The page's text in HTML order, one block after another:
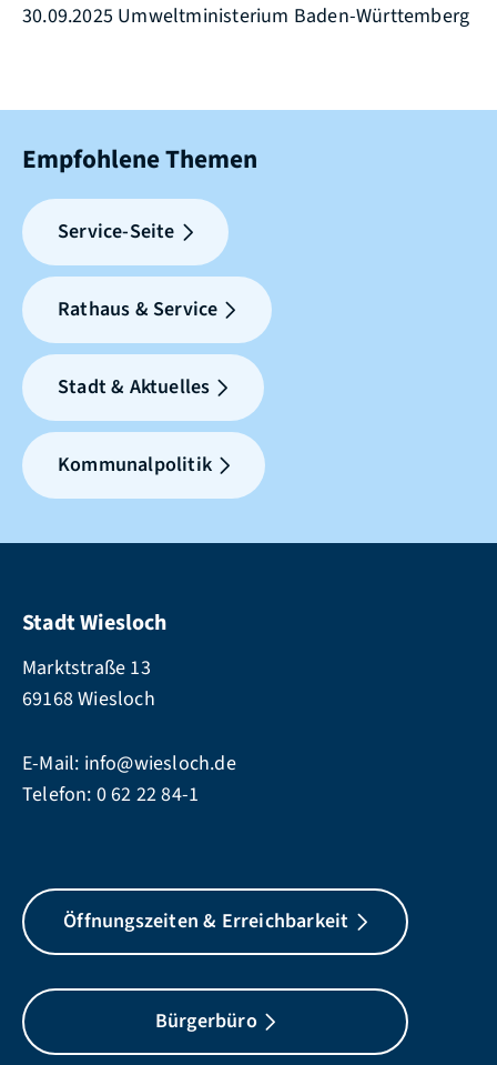
30.09.2025 Umweltministerium Baden-Württemberg
Empfohlene Themen
Service-Seite
Rathaus & Service
Stadt & Aktuelles
Kommunalpolitik
Stadt Wiesloch
Marktstraße 13
69168 Wiesloch
E-Mail: info@wiesloch.de
Telefon: 0 62 22 84-1
Öffnungszeiten & Erreichbarkeit
Bürgerbüro